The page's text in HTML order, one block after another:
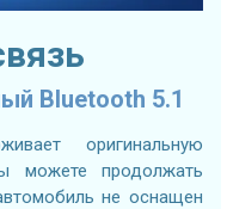
Bluetooth 5.1
оригинальную
можете продолжать
не оснащен